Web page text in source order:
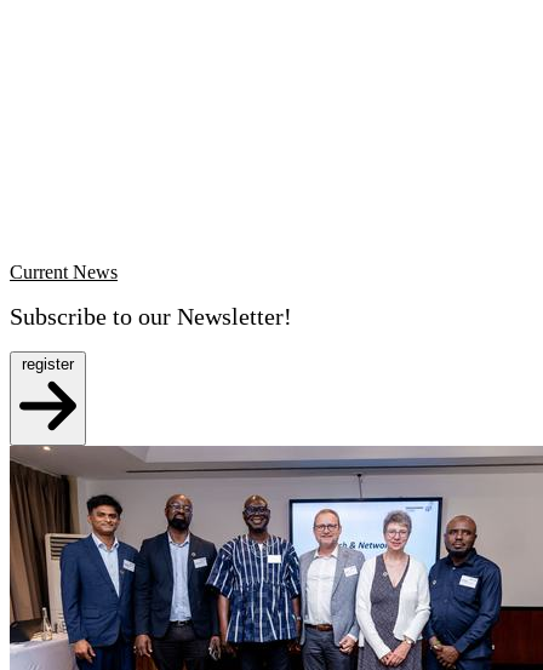
Current News
Subscribe to our Newsletter!
register